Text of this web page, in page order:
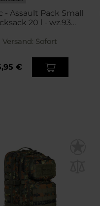
- Assault Pack Small
20 l - wz.93
Versand: Sofort
€